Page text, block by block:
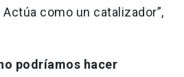
como un catalizador”,
podríamos hacer